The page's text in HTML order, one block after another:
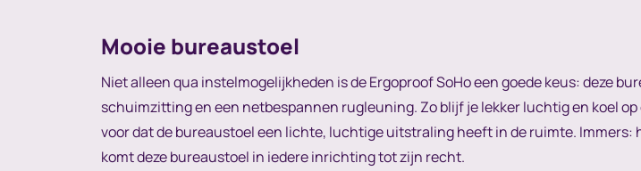
Mooie bureaustoel
Niet alleen qua instelmogelijkheden is de Ergoproof SoHo een goede keus: deze
schuimzitting en een netbespannen rugleuning. Zo blijf je lekker luchtig en koel
voor dat de bureaustoel een lichte, luchtige uitstraling heeft in de ruimte. Immers:
komt deze bureaustoel in iedere inrichting tot zijn recht.